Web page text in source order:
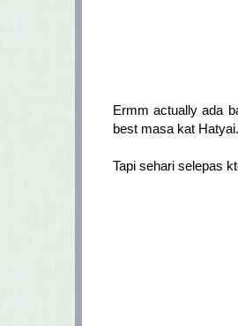
Ermm actually ada
best masa kat
Tapi sehari selepas